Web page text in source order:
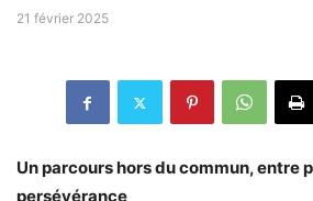
21 février 2025
Un parcours hors du commun, entre
persévérance